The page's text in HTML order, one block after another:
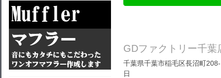
GDファクトリー千葉
千葉県千葉市稲毛区長沼町
日